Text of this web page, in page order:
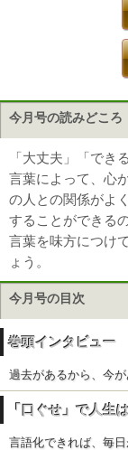
今月号の読みどころ
「大丈夫」「で
言葉によって、心
の人との関係がよ
することができる
言葉を味方につけ
ょう。
今月号の目次
巻頭インタビュー
過去があるから、今が
「口ぐせ」で人生
言語化できれば、毎